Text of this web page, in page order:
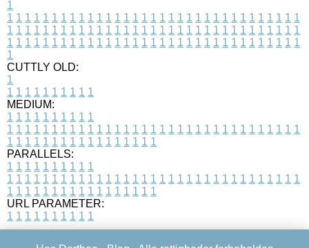
1
1 1 1 1 1 1 1 1 1 1 1 1 1 1 1 1 1 1 1 1 1 1 1 1 1 1 1 1 1 1 1 1 1
1 1 1 1 1 1 1 1 1 1 1 1 1 1 1 1 1 1 1 1 1 1 1 1 1 1 1 1 1 1 1 1 1
1 1 1 1 1 1 1 1 1 1 1 1 1 1 1 1 1 1 1 1 1 1 1 1 1 1 1 1 1 1 1 1 1
1
CUTTLY OLD:
1
1 1 1 1 1 1 1 1 1 1
MEDIUM:
1 1 1 1 1 1 1 1 1 1
1 1 1 1 1 1 1 1 1 1 1 1 1 1 1 1 1 1 1 1 1 1 1 1 1 1 1 1 1 1 1 1 1
1 1 1 1 1 1 1 1 1 1 1 1 1 1 1 1 1
PARALLELS:
1 1 1 1 1 1 1 1 1 1
1 1 1 1 1 1 1 1 1 1 1 1 1 1 1 1 1 1 1 1 1 1 1 1 1 1 1 1 1 1 1 1 1
1 1 1 1 1 1 1 1 1 1 1 1 1 1 1 1 1
URL PARAMETER:
1 1 1 1 1 1 1 1 1 1